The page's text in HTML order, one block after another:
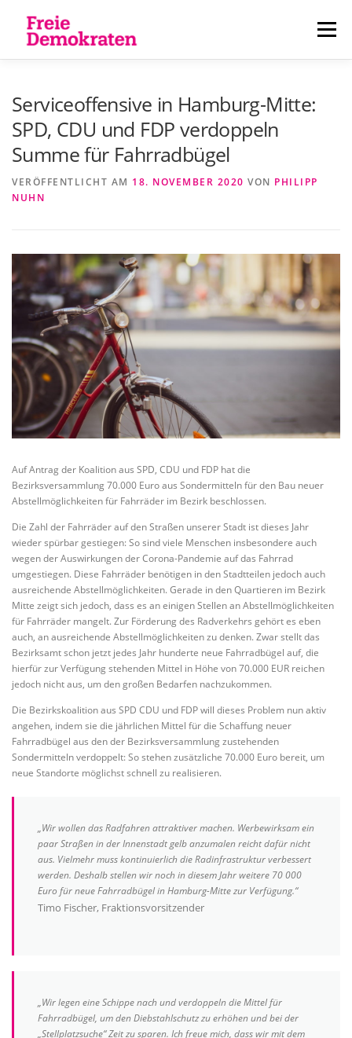
springen
Menü
Serviceoffensive in Hamburg-Mitte:
SPD, CDU und FDP verdoppeln
Summe für Fahrradbügel
VERÖFFENTLICHT AM 18. NOVEMBER 2020 VON PHILIPP
NUHN
Auf Antrag der Koalition aus SPD, CDU und FDP hat die
Bezirksversammlung 70.000 Euro aus Sondermitteln für den Bau neuer
Abstellmöglichkeiten für Fahrräder im Bezirk beschlossen.
Die Zahl der Fahrräder auf den Straßen unserer Stadt ist dieses Jahr
wieder spürbar gestiegen: So sind viele Menschen insbesondere auch
wegen der Auswirkungen der Corona-Pandemie auf das Fahrrad
umgestiegen. Diese Fahrräder benötigen in den Stadtteilen jedoch auch
ausreichende Abstellmöglichkeiten. Gerade in den Quartieren im Bezirk
Mitte zeigt sich jedoch, dass es an einigen Stellen an Abstellmöglichkeiten
für Fahrräder mangelt. Zur Förderung des Radverkehrs gehört es eben
auch, an ausreichende Abstellmöglichkeiten zu denken. Zwar stellt das
Bezirksamt schon jetzt jedes Jahr hunderte neue Fahrradbügel auf, die
hierfür zur Verfügung stehenden Mittel in Höhe von 70.000 EUR reichen
jedoch nicht aus, um den großen Bedarfen nachzukommen.
Die Bezirkskoalition aus SPD CDU und FDP will dieses Problem nun aktiv
angehen, indem sie die jährlichen Mittel für die Schaffung neuer
Fahrradbügel aus den der Bezirksversammlung zustehenden
Sondermitteln verdoppelt: So stehen zusätzliche 70.000 Euro bereit, um
neue Standorte möglichst schnell zu realisieren.
„Wir wollen das Radfahren attraktiver machen. Werbewirksam ein
paar Straßen in der Innenstadt gelb anzumalen reicht dafür nicht
aus. Vielmehr muss kontinuierlich die Radinfrastruktur verbessert
werden. Deshalb stellen wir noch in diesem Jahr weitere 70 000
Euro für neue Fahrradbügel in Hamburg-Mitte zur Verfügung.“
Timo Fischer, Fraktionsvorsitzender
„Wir legen eine Schippe nach und verdoppeln die Mittel für
Fahrradbügel, um den Diebstahlschutz zu erhöhen und bei der
„Stellplatzsuche“ Zeit zu sparen. Ich freue mich, dass wir mit dem